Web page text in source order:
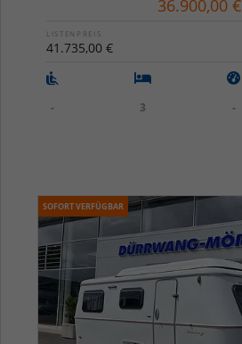
36.900,00 €
LISTENPREIS
41.735,00 €
- 3 -
SOFORT VERFÜGBAR